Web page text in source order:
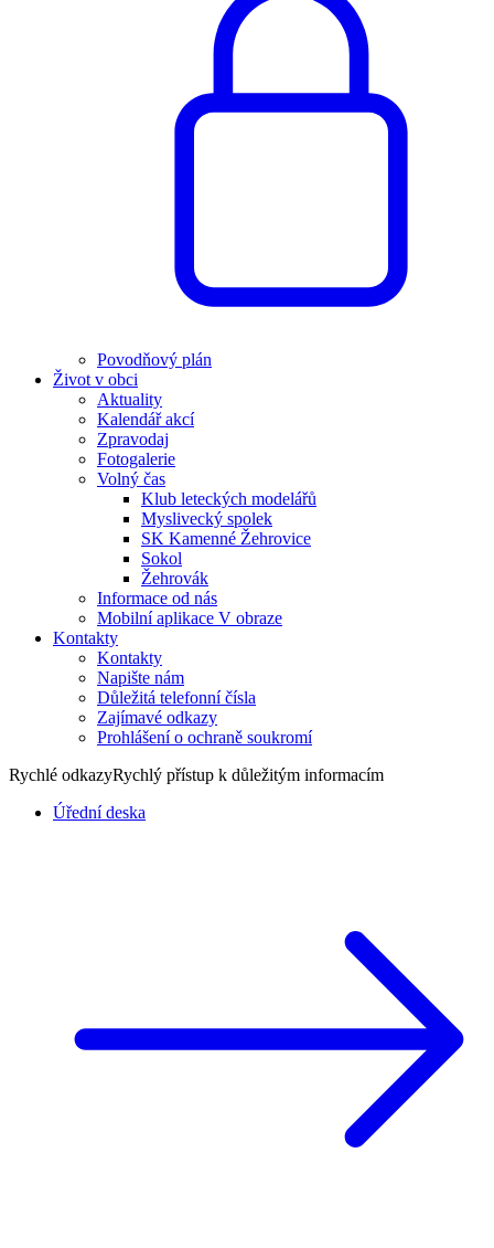
Povodňový plán
Život v obci
Aktuality
Kalendář akcí
Zpravodaj
Fotogalerie
Volný čas
Klub leteckých modelářů
Myslivecký spolek
SK Kamenné Žehrovice
Sokol
Žehrovák
Informace od nás
Mobilní aplikace V obraze
Kontakty
Kontakty
Napište nám
Důležitá telefonní čísla
Zajímavé odkazy
Prohlášení o ochraně soukromí
Rychlé odkazyRychlý přístup k důležitým informacím
Úřední deska